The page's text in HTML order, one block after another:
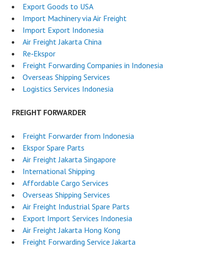
Export Goods to USA
Import Machinery via Air Freight
Import Export Indonesia
Air Freight Jakarta China
Re‑Ekspor
Freight Forwarding Companies in Indonesia
Overseas Shipping Services
Logistics Services Indonesia
FREIGHT FORWARDER
Freight Forwarder from Indonesia
Ekspor Spare Parts
Air Freight Jakarta Singapore
International Shipping
Affordable Cargo Services
Overseas Shipping Services
Air Freight Industrial Spare Parts
Export Import Services Indonesia
Air Freight Jakarta Hong Kong
Freight Forwarding Service Jakarta